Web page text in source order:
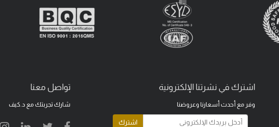
اشترك في نشرتنا الإلكترونية
وفر مع أحدث أسعارنا وعروضنا
اشترك
تواصل معنا
شارك تجربتك مع د.كيف